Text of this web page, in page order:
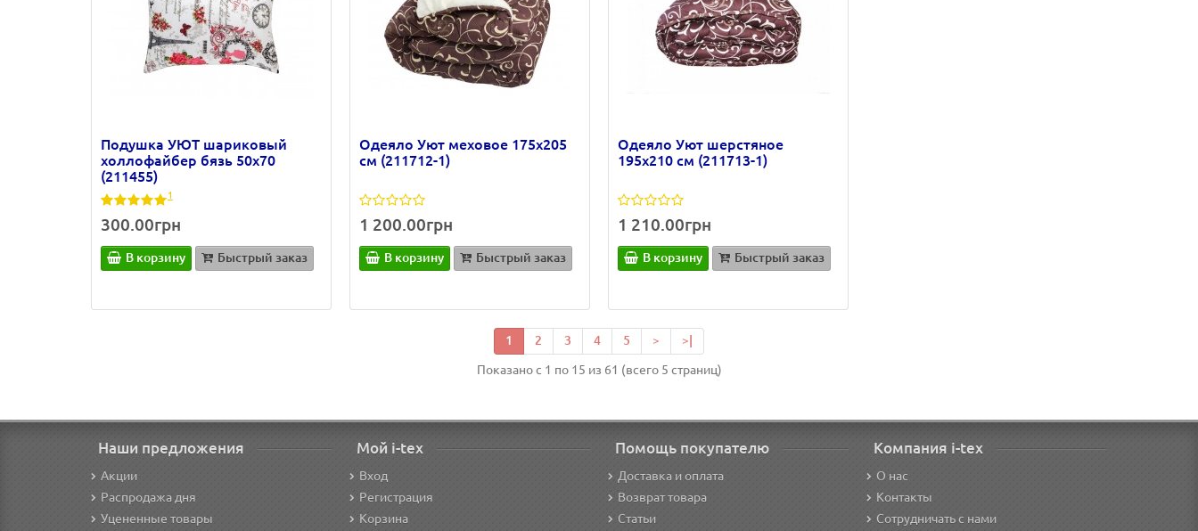
Подушка УЮТ шариковый
холлофайбер бязь 50х70
(211455)
1
300.00грн
В корзину Быстрый заказ
Одеяло Уют меховое 175х205
см (211712-1)
1 200.00грн
В корзину Быстрый заказ
Одеяло Уют шерстяное
195х210 см (211713-1)
1 210.00грн
В корзину Быстрый заказ
1 2 3 4 5 > >|
Показано с 1 по 15 из 61 (всего 5 страниц)
Наши предложения
Акции
Распродажа дня
Уцененные товары
Мой i-tex
Вход
Регистрация
Корзина
Помощь покупателю
Доставка и оплата
Возврат товара
Статьи
Компания i-tex
О нас
Контакты
Сотрудничать с нами